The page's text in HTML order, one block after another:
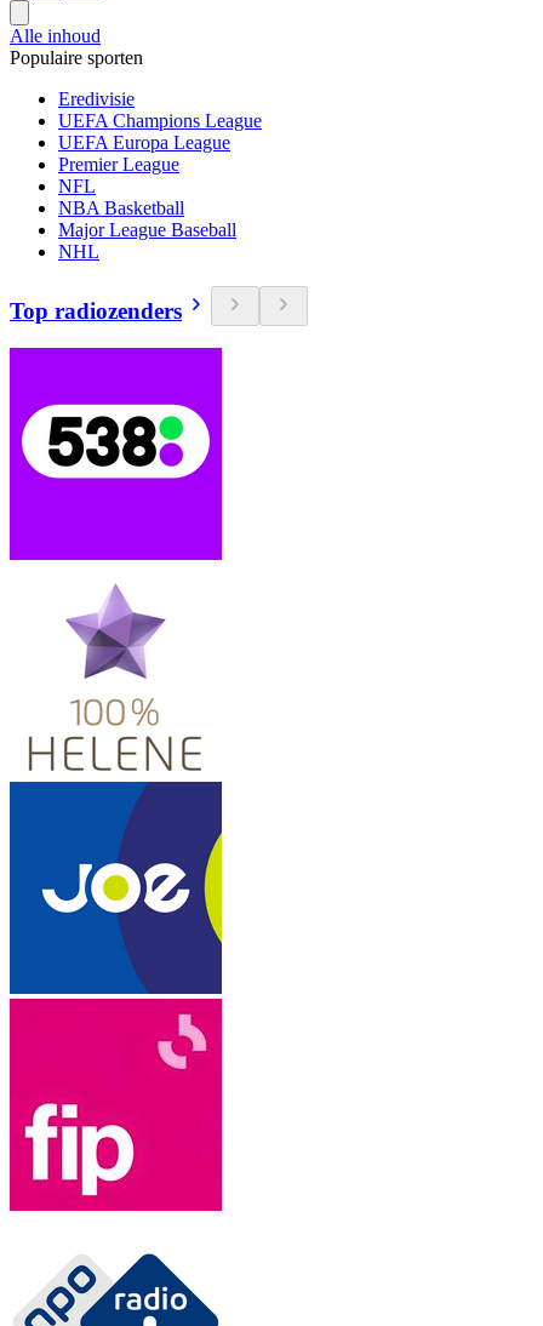
Alle inhoud
Populaire sporten
Eredivisie
UEFA Champions League
UEFA Europa League
Premier League
NFL
NBA Basketball
Major League Baseball
NHL
Top radiozenders